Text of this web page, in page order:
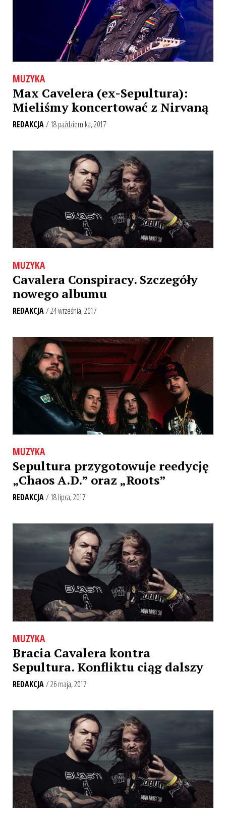
MUZYKA
Max Cavelera (ex-Sepultura):
Mieliśmy koncertować z Nirvaną
REDAKCJA/ 18 października, 2017
MUZYKA
Cavalera Conspiracy. Szczegóły
nowego albumu
REDAKCJA/ 24 września, 2017
MUZYKA
Sepultura przygotowuje reedycję
„Chaos A.D.” oraz „Roots”
REDAKCJA/ 18 lipca, 2017
MUZYKA
Bracia Cavalera kontra
Sepultura. Konfliktu ciąg dalszy
REDAKCJA/ 26 maja, 2017